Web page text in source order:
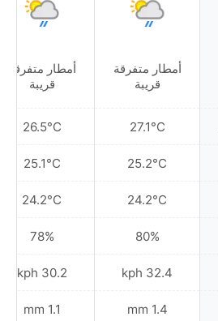
أمطار متفرقة
قريبة
27.1°C
25.2°C
24.2°C
80%
32.4 kph
1.4 mm
أمطار متفرقة
قريبة
26.5°C
25.1°C
24.2°C
78%
30.2 kph
1.1 mm